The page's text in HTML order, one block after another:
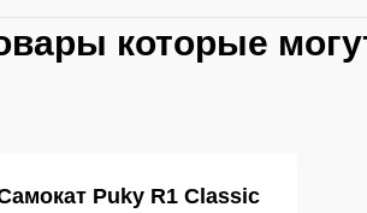
которые
Puky R1 Classic